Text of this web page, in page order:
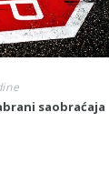
saobraćaja